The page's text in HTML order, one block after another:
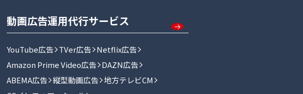
動画広告運用代行サービス
YouTube広告 TVer広告 Netflix広告
Amazon Prime Video広告 DAZN広告
ABEMA広告 縦型動画広告 地方テレビCM